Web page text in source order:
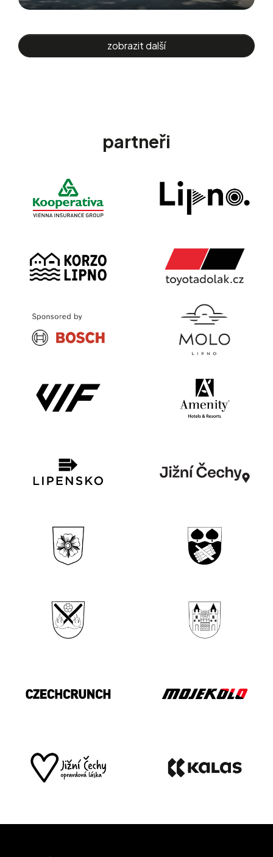
zobrazit další
partneři